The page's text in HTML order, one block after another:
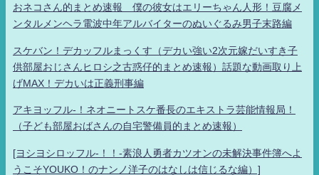
おネコさん的まとめ速報 僕の彼女はエリーちゃん人形！豆腐メ
ンタルメンヘラ電波中年アルバイターのぬいぐるみ男子末路編
スケバン！デカッフルまっくす（デカい強い2次元嫁だいすき子
供部屋おじさんヒロシ之古惑仔的まとめ速報）話題な動画取り上
げMAX！デカいは正義刑事編
アキヨッフル-！ネオニートスケ番長のエキストラ芸能情報局！
（子ども部屋おばさんの自宅警備員的まとめ速報）
[ヨシヨシロッフル-！！-素浪人勇者カツオンの未解決事件簿へよ
うこそYOUKO！のナンノ洋子のはなしは信じるな編）]